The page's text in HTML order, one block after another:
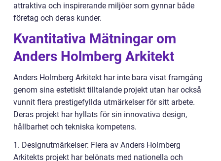
attraktiva och inspirerande miljöer som gynnar både
företag och deras kunder.
Kvantitativa Mätningar om
Anders Holmberg Arkitekt
Anders Holmberg Arkitekt har inte bara visat framgång
genom sina estetiskt tilltalande projekt utan har också
vunnit flera prestigefyllda utmärkelser för sitt arbete.
Deras projekt har hyllats för sin innovativa design,
hållbarhet och tekniska kompetens.
1. Designutmärkelser: Flera av Anders Holmberg
Arkitekts projekt har belönats med nationella och